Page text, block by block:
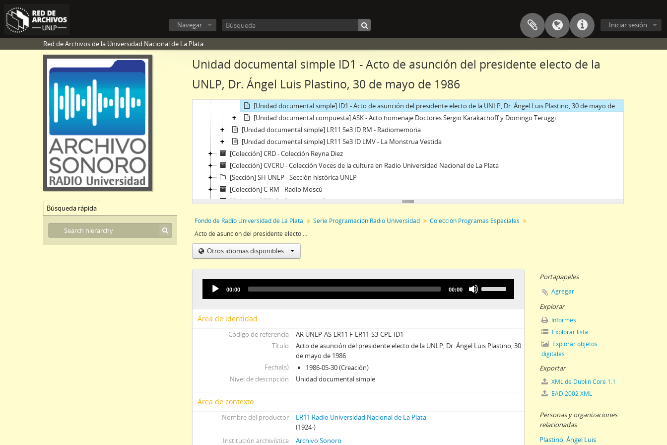
Iniciar sesión
Navegar
Red de Archivos de la Universidad Nacional de La Plata
Búsqueda rápida
Unidad documental simple ID1 - Acto de asunción del presidente electo de la
UNLP, Dr. Ángel Luis Plastino, 30 de mayo de 1986
[Fondo] F-LR11 - Fondo de Radio Universidad de La Plata
S3 - Serie Programación Radio Universidad
[Colección] CMTYN - Colección Mañana, tarde y noche
[Colección] CASB - Colección Amar sin Barreras
[Colección] CPE - Colección Programas Especiales
[Unidad documental simple] ID1 - Acto de asunción del presidente electo de la UNLP, Dr. Ángel Luis Plastino, 30 de mayo de 1986
[Unidad documental compuesta] ASK - Acto homenaje Doctores Sergio Karakachoff y Domingo Teruggi
[Unidad documental simple] LR11 Se3 ID RM - Radiomemoria
[Unidad documental simple] LR11 Se3 ID LMV - La Monstrua Vestida
[Colección] CRD - Colección Reyna Diez
[Colección] CVCRU - Colección Voces de la cultura en Radio Universidad Nacional de La Plata
[Sección] SH UNLP - Sección histórica UNLP
[Colección] C-RM - Radio Moscú
[Colección] RDLR - Revista de la Radio
[Colección] CPSUNLP - Colección Producciones sonoras de la Universidad Nacional de La Plata
Fondo de Radio Universidad de La Plata Serie Programación Radio Universidad
Colección Programas Especiales
Acto de asunción del presidente electo de la UNLP, Dr. Ángel Luis Plastino, 30 de mayo de 1986
Otros idiomas disponibles
Player
00:00 00:00
Up/Down
or
Área de identidad
Código de referencia
AR UNLP-AS-LR11 F-LR11-S3-CPE-ID1
Título
Acto de asunción del presidente electo de la UNLP, Dr. Ángel Luis Plastino, 30
de mayo de 1986
Fecha(s)
1986-05-30 (Creación)
Nivel de descripción
Unidad documental simple
Área de contexto
Nombre del productor
LR11 Radio Universidad Nacional de La Plata
(1924-)
Institución archivística
Archivo Sonoro
Portapapeles
Agregar
Explorar
Informes
Explorar lista
Explorar objetos
digitales
Exportar
XML de Dublin Core 1.1
EAD 2002 XML
Personas y organizaciones
relacionadas
Plastino, Ángel Luis